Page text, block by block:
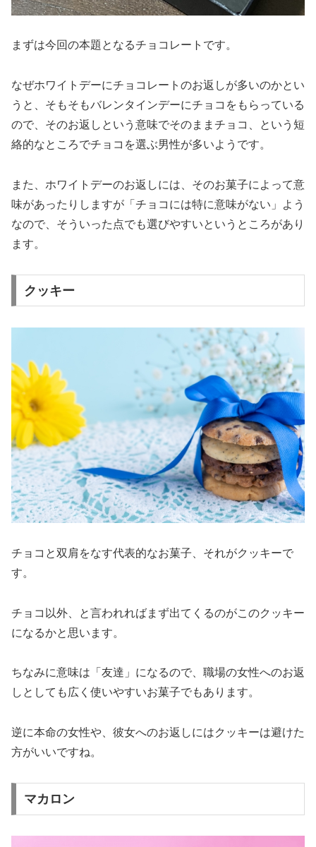
まずは今回の本題となるチョコレートです。
なぜホワイトデーにチョコレートのお返しが多いのかとい
うと、そもそもバレンタインデーにチョコをもらっている
ので、そのお返しという意味でそのままチョコ、という短
絡的なところでチョコを選ぶ男性が多いようです。
また、ホワイトデーのお返しには、そのお菓子によって意
味があったりしますが「チョコには特に意味がない」よう
なので、そういった点でも選びやすいというところがあり
ます。
クッキー
チョコと双肩をなす代表的なお菓子、それがクッキーで
す。
チョコ以外、と言われればまず出てくるのがこのクッキー
になるかと思います。
ちなみに意味は「友達」になるので、職場の女性へのお返
しとしても広く使いやすいお菓子でもあります。
逆に本命の女性や、彼女へのお返しにはクッキーは避けた
方がいいですね。
マカロン